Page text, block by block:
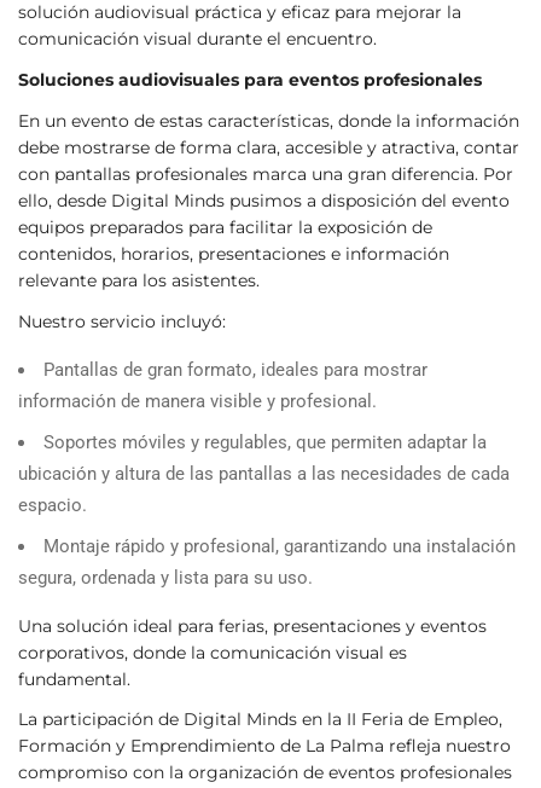
solución audiovisual práctica y eficaz para mejorar la
comunicación visual durante el encuentro.
Soluciones audiovisuales para eventos profesionales
En un evento de estas características, donde la información
debe mostrarse de forma clara, accesible y atractiva, contar
con pantallas profesionales marca una gran diferencia. Por
ello, desde Digital Minds pusimos a disposición del evento
equipos preparados para facilitar la exposición de
contenidos, horarios, presentaciones e información
relevante para los asistentes.
Nuestro servicio incluyó:
Pantallas de gran formato, ideales para mostrar
información de manera visible y profesional.
Soportes móviles y regulables, que permiten adaptar la
ubicación y altura de las pantallas a las necesidades de cada
espacio.
Montaje rápido y profesional, garantizando una instalación
segura, ordenada y lista para su uso.
Una solución ideal para ferias, presentaciones y eventos
corporativos, donde la comunicación visual es
fundamental.
La participación de Digital Minds en la II Feria de Empleo,
Formación y Emprendimiento de La Palma refleja nuestro
compromiso con la organización de eventos profesionales